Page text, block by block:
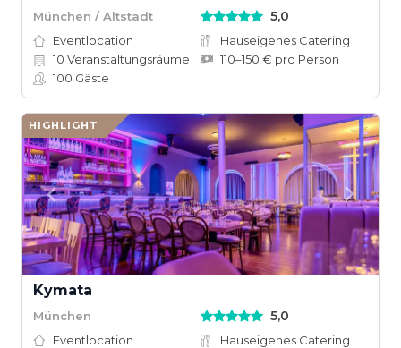
München / Altstadt 5,0
Eventlocation
Hauseigenes Catering
10 Veranstaltungsräume
110–150 € pro Person
100 Gäste
HIGHLIGHT
Kymata
München 5,0
Eventlocation Hauseigenes Catering